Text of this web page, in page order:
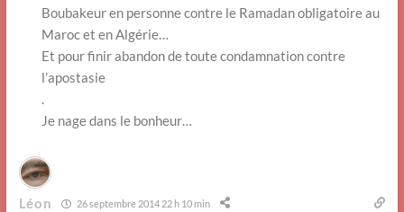
Boubakeur en personne contre le Ramadan obligatoire au
Maroc et en Algérie…
Et pour finir abandon de toute condamnation contre
l’apostasie
.
Je nage dans le bonheur…
Léon 26 septembre 2014 22 h 10 min